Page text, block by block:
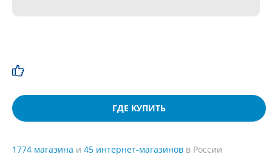
ГДЕ КУПИТЬ
1774 магазина и 45 интернет-магазинов в России